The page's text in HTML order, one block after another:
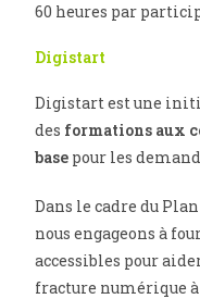
60 heures par
Digistart
Digistart est une
des formations aux
base pour les
Dans le cadre du
nous engageons à
accessibles pour
fracture numérique